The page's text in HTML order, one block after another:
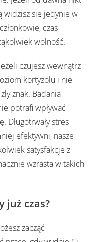
widzisz się jedynie w
czas
wolność.
Jeżeli czujesz wewnątrz
kortyzolu i nie
znak. Badania
potrafi wpływać
Długotrwały stres
efektywni, nasze
satysfakcję z
wzrasta w takich
już czas?
zacząć